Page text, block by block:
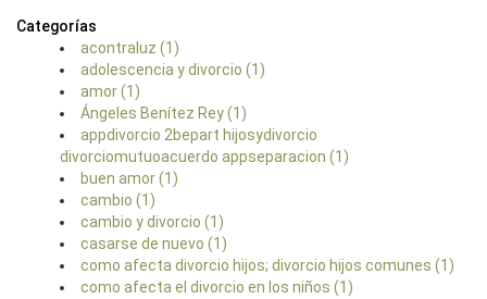
Categorías
acontraluz (1)
adolescencia y divorcio (1)
amor (1)
Ángeles Benítez Rey (1)
appdivorcio 2bepart hijosydivorcio
divorciomutuoacuerdo appseparacion (1)
buen amor (1)
cambio (1)
cambio y divorcio (1)
casarse de nuevo (1)
como afecta divorcio hijos; divorcio hijos comunes (1)
como afecta el divorcio en los niños (1)